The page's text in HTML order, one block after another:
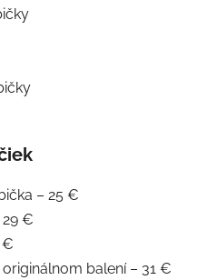
– 25 €
29 €
€
balení – 31 €